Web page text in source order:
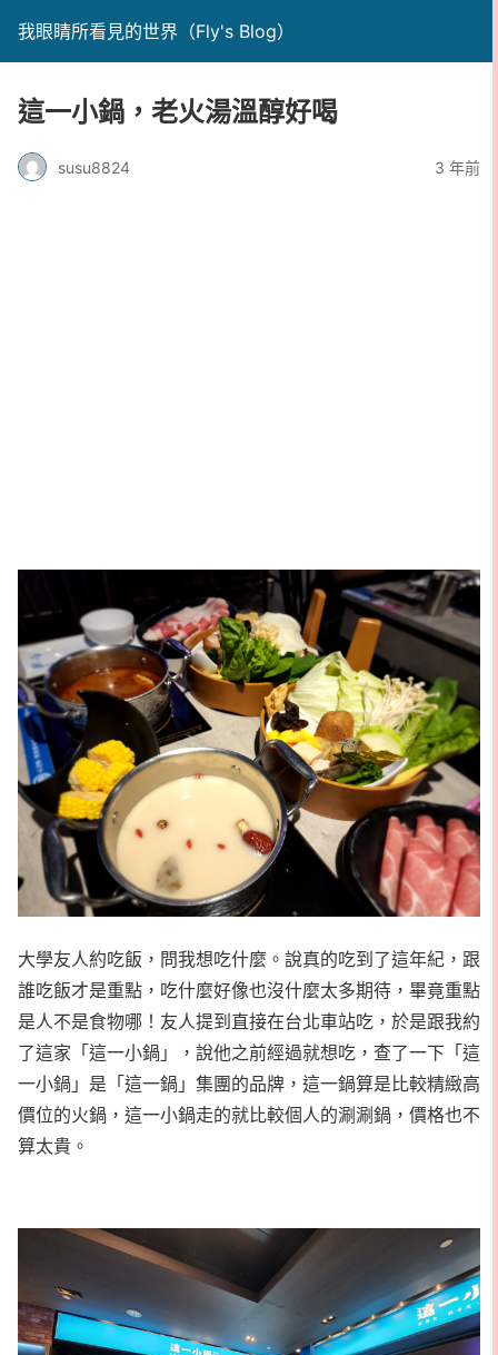
我眼睛所看見的世界（Fly's Blog）
這一小鍋，老火湯溫醇好喝
susu8824 3 年前
大學友人約吃飯，問我想吃什麼。說真的吃到了這年紀，跟
誰吃飯才是重點，吃什麼好像也沒什麼太多期待，畢竟重點
是人不是食物哪！友人提到直接在台北車站吃，於是跟我約
了這家「這一小鍋」，說他之前經過就想吃，查了一下「這
一小鍋」是「這一鍋」集團的品牌，這一鍋算是比較精緻高
價位的火鍋，這一小鍋走的就比較個人的涮涮鍋，價格也不
算太貴。